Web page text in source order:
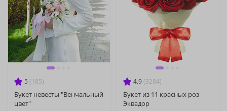
5 (185)
Букет невесты "Венчальный
цвет"
4.9 (3284)
Букет из 11 красных роз
Эквадор